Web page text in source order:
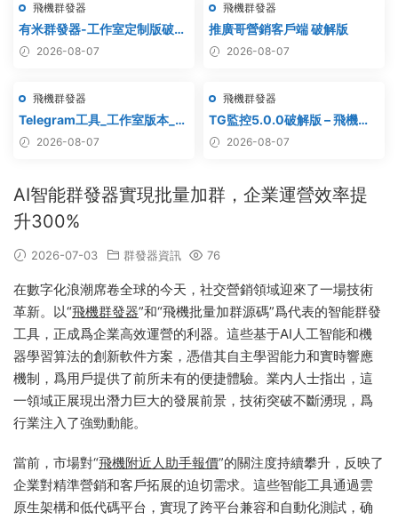
協議軟件
飛機群發器
有米群發器-工作室定制版破解
版 2026-08-07
飛機群發器
推廣哥營銷客戶端 破解版
2026-08-07
飛機群發器
Telegram工具_工作室版本_飛
機群發器_最新破解版
2026-08-07
飛機群發器
TG監控5.0.0破解版 – 飛機監
聽軟件2026-08-07
AI智能群發器實現批量加群，企業運營效率提
升300%
2026-07-03 群發器資訊 76
在數字化浪潮席卷全球的今天，社交營銷領域迎來了一場技術
革新。以“飛機群發器”和“飛機批量加群源碼”爲代表的智能群發
工具，正成爲企業高效運營的利器。這些基于AI人工智能和機
器學習算法的創新軟件方案，憑借其自主學習能力和實時響應
機制，爲用戶提供了前所未有的便捷體驗。業内人士指出，這
一領域正展現出潛力巨大的發展前景，技術突破不斷湧現，爲
行業注入了強勁動能。
當前，市場對“飛機附近人助手報價”的關注度持續攀升，反映了
企業對精準營銷和客戶拓展的迫切需求。這些智能工具通過雲
原生架構和低代碼平台，實現了跨平台兼容和自動化測試，确